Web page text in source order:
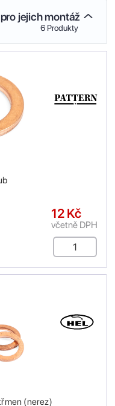
jejich montáž
6 Produkty
12 Kč
včetně DPH
(nerez)